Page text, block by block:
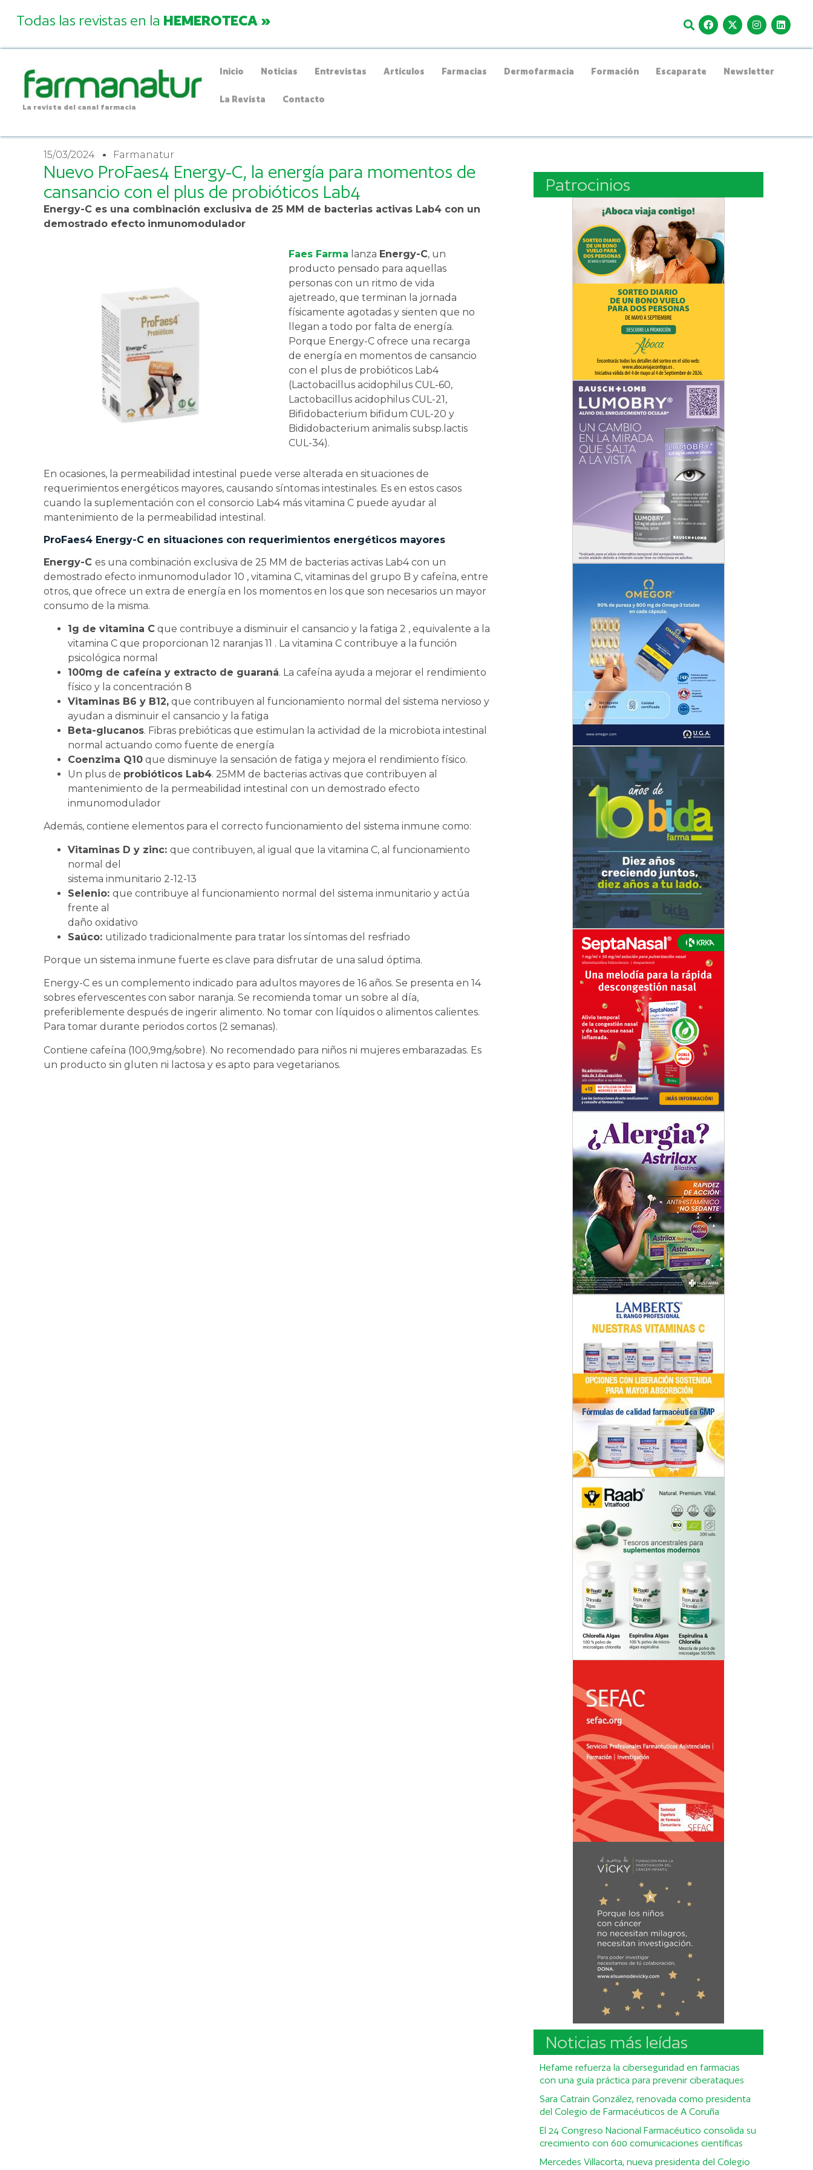
Todas las revistas en la HEMEROTECA »
La revista del canal farmacia
Inicio Noticias Entrevistas Artículos Farmacias Dermofarmacia Formación Escaparate Newsletter
La Revista Contacto
15/03/2024 Farmanatur
Nuevo ProFaes4 Energy-C, la energía para momentos de
cansancio con el plus de probióticos Lab4
Energy-C es una combinación exclusiva de 25 MM de bacterias activas Lab4 con un
demostrado efecto inmunomodulador
Faes Farma lanza Energy-C, un
producto pensado para aquellas
personas con un ritmo de vida
ajetreado, que terminan la jornada
físicamente agotadas y sienten que no
llegan a todo por falta de energía.
Porque Energy-C ofrece una recarga
de energía en momentos de cansancio
con el plus de probióticos Lab4
(Lactobacillus acidophilus CUL-60,
Lactobacillus acidophilus CUL-21,
Bifidobacterium bifidum CUL-20 y
Bididobacterium animalis subsp.lactis
CUL-34).
En ocasiones, la permeabilidad intestinal puede verse alterada en situaciones de
requerimientos energéticos mayores, causando síntomas intestinales. Es en estos casos
cuando la suplementación con el consorcio Lab4 más vitamina C puede ayudar al
mantenimiento de la permeabilidad intestinal.
ProFaes4 Energy-C en situaciones con requerimientos energéticos mayores
Energy-C es una combinación exclusiva de 25 MM de bacterias activas Lab4 con un
demostrado efecto inmunomodulador 10 , vitamina C, vitaminas del grupo B y cafeína, entre
otros, que ofrece un extra de energía en los momentos en los que son necesarios un mayor
consumo de la misma.
1g de vitamina C que contribuye a disminuir el cansancio y la fatiga 2 , equivalente a la
vitamina C que proporcionan 12 naranjas 11 . La vitamina C contribuye a la función
psicológica normal
100mg de cafeína y extracto de guaraná. La cafeína ayuda a mejorar el rendimiento
físico y la concentración 8
Vitaminas B6 y B12, que contribuyen al funcionamiento normal del sistema nervioso y
ayudan a disminuir el cansancio y la fatiga
Beta-glucanos. Fibras prebióticas que estimulan la actividad de la microbiota intestinal
normal actuando como fuente de energía
Coenzima Q10 que disminuye la sensación de fatiga y mejora el rendimiento físico.
Un plus de probióticos Lab4. 25MM de bacterias activas que contribuyen al
mantenimiento de la permeabilidad intestinal con un demostrado efecto
inmunomodulador
Además, contiene elementos para el correcto funcionamiento del sistema inmune como:
Vitaminas D y zinc: que contribuyen, al igual que la vitamina C, al funcionamiento
normal del
sistema inmunitario 2-12-13
Selenio: que contribuye al funcionamiento normal del sistema inmunitario y actúa
frente al
daño oxidativo
Saúco: utilizado tradicionalmente para tratar los síntomas del resfriado
Porque un sistema inmune fuerte es clave para disfrutar de una salud óptima.
Energy-C es un complemento indicado para adultos mayores de 16 años. Se presenta en 14
sobres efervescentes con sabor naranja. Se recomienda tomar un sobre al día,
preferiblemente después de ingerir alimento. No tomar con líquidos o alimentos calientes.
Para tomar durante periodos cortos (2 semanas).
Contiene cafeína (100,9mg/sobre). No recomendado para niños ni mujeres embarazadas. Es
un producto sin gluten ni lactosa y es apto para vegetarianos.
Patrocinios
Noticias más leídas
Hefame refuerza la ciberseguridad en farmacias
con una guía práctica para prevenir ciberataques
Sara Catrain González, renovada como presidenta
del Colegio de Farmacéuticos de A Coruña
El 24 Congreso Nacional Farmacéutico consolida su
crecimiento con 600 comunicaciones científicas
Mercedes Villacorta, nueva presidenta del Colegio